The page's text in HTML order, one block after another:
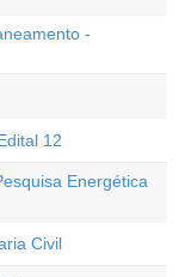
-
12
Energética
Civil